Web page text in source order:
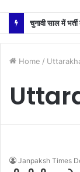
Home /
Janpaksh Times